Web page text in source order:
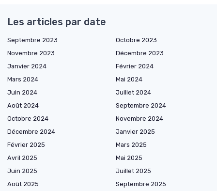
Les articles par date
Septembre 2023
Octobre 2023
Novembre 2023
Décembre 2023
Janvier 2024
Février 2024
Mars 2024
Mai 2024
Juin 2024
Juillet 2024
Août 2024
Septembre 2024
Octobre 2024
Novembre 2024
Décembre 2024
Janvier 2025
Février 2025
Mars 2025
Avril 2025
Mai 2025
Juin 2025
Juillet 2025
Août 2025
Septembre 2025